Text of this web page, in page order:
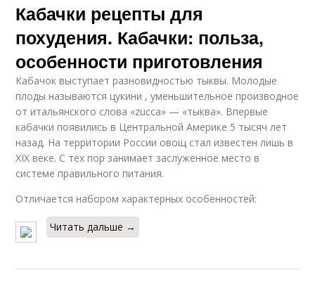
Кабачки рецепты для
похудения. Кабачки: польза,
особенности приготовления
Кабачок выступает разновидностью тыквы. Молодые
плоды называются цукини , уменьшительное производное
от итальянского слова «zucca» — «тыква». Впервые
кабачки появились в Центральной Америке 5 тысяч лет
назад. На территории России овощ стал известен лишь в
XIX веке. С тех пор занимает заслуженное место в
системе правильного питания.
Отличается набором характерных особенностей:
Читать дальше →